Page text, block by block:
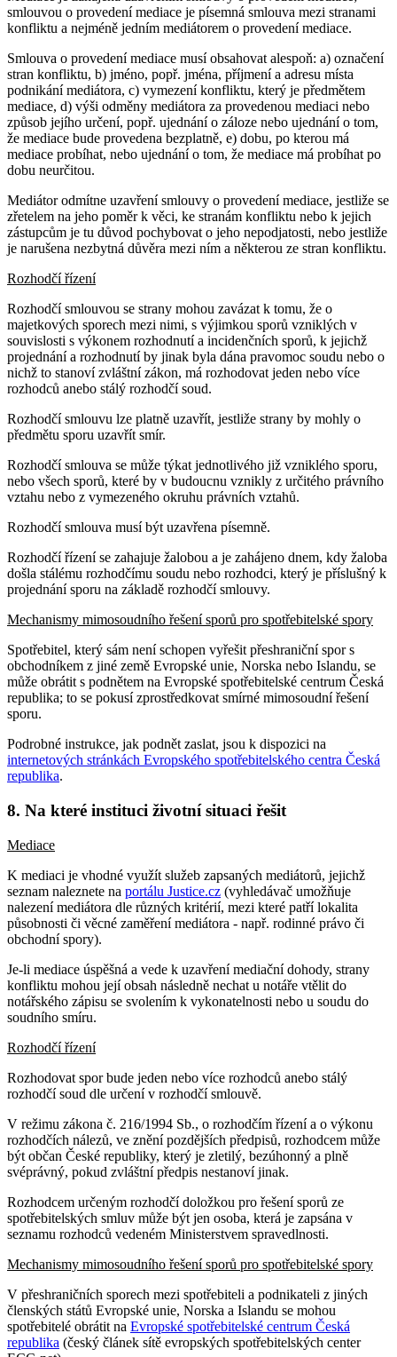
smlouvou o provedení mediace je písemná smlouva mezi stranami
konfliktu a nejméně jedním mediátorem o provedení mediace.
Smlouva o provedení mediace musí obsahovat alespoň: a) označení
stran konfliktu, b) jméno, popř. jména, příjmení a adresu místa
podnikání mediátora, c) vymezení konfliktu, který je předmětem
mediace, d) výši odměny mediátora za provedenou mediaci nebo
způsob jejího určení, popř. ujednání o záloze nebo ujednání o tom,
že mediace bude provedena bezplatně, e) dobu, po kterou má
mediace probíhat, nebo ujednání o tom, že mediace má probíhat po
dobu neurčitou.
Mediátor odmítne uzavření smlouvy o provedení mediace, jestliže se
zřetelem na jeho poměr k věci, ke stranám konfliktu nebo k jejich
zástupcům je tu důvod pochybovat o jeho nepodjatosti, nebo jestliže
je narušena nezbytná důvěra mezi ním a některou ze stran konfliktu.
Rozhodčí řízení
Rozhodčí smlouvou se strany mohou zavázat k tomu, že o
majetkových sporech mezi nimi, s výjimkou sporů vzniklých v
souvislosti s výkonem rozhodnutí a incidenčních sporů, k jejichž
projednání a rozhodnutí by jinak byla dána pravomoc soudu nebo o
nichž to stanoví zvláštní zákon, má rozhodovat jeden nebo více
rozhodců anebo stálý rozhodčí soud.
Rozhodčí smlouvu lze platně uzavřít, jestliže strany by mohly o
předmětu sporu uzavřít smír.
Rozhodčí smlouva se může týkat jednotlivého již vzniklého sporu,
nebo všech sporů, které by v budoucnu vznikly z určitého právního
vztahu nebo z vymezeného okruhu právních vztahů.
Rozhodčí smlouva musí být uzavřena písemně.
Rozhodčí řízení se zahajuje žalobou a je zahájeno dnem, kdy žaloba
došla stálému rozhodčímu soudu nebo rozhodci, který je příslušný k
projednání sporu na základě rozhodčí smlouvy.
Mechanismy mimosoudního řešení sporů pro spotřebitelské spory
Spotřebitel, který sám není schopen vyřešit přeshraniční spor s
obchodníkem z jiné země Evropské unie, Norska nebo Islandu, se
může obrátit s podnětem na Evropské spotřebitelské centrum Česká
republika; to se pokusí zprostředkovat smírné mimosoudní řešení
sporu.
Podrobné instrukce, jak podnět zaslat, jsou k dispozici na
internetových stránkách Evropského spotřebitelského centra Česká
republika.
8. Na které instituci životní situaci řešit
Mediace
K mediaci je vhodné využít služeb zapsaných mediátorů, jejichž
seznam naleznete na portálu Justice.cz (vyhledávač umožňuje
nalezení mediátora dle různých kritérií, mezi které patří lokalita
působnosti či věcné zaměření mediátora - např. rodinné právo či
obchodní spory).
Je-li mediace úspěšná a vede k uzavření mediační dohody, strany
konfliktu mohou její obsah následně nechat u notáře vtělit do
notářského zápisu se svolením k vykonatelnosti nebo u soudu do
soudního smíru.
Rozhodčí řízení
Rozhodovat spor bude jeden nebo více rozhodců anebo stálý
rozhodčí soud dle určení v rozhodčí smlouvě.
V režimu zákona č. 216/1994 Sb., o rozhodčím řízení a o výkonu
rozhodčích nálezů, ve znění pozdějších předpisů, rozhodcem může
být občan České republiky, který je zletilý, bezúhonný a plně
svéprávný, pokud zvláštní předpis nestanoví jinak.
Rozhodcem určeným rozhodčí doložkou pro řešení sporů ze
spotřebitelských smluv může být jen osoba, která je zapsána v
seznamu rozhodců vedeném Ministerstvem spravedlnosti.
Mechanismy mimosoudního řešení sporů pro spotřebitelské spory
V přeshraničních sporech mezi spotřebiteli a podnikateli z jiných
členských států Evropské unie, Norska a Islandu se mohou
spotřebitelé obrátit na Evropské spotřebitelské centrum Česká
republika (český článek sítě evropských spotřebitelských center